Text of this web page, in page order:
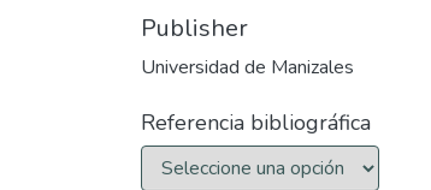
Publisher
Universidad de Manizales
Referencia bibliográfica